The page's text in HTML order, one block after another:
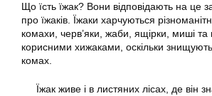
Що їсть їжак? Вони відповідають на це
про їжаків. Їжаки харчуються
комахи, черв’яки, жаби, ящірки, миші та
корисними хижаками, оскільки
комах.
Їжак живе і в листяних лісах, де він